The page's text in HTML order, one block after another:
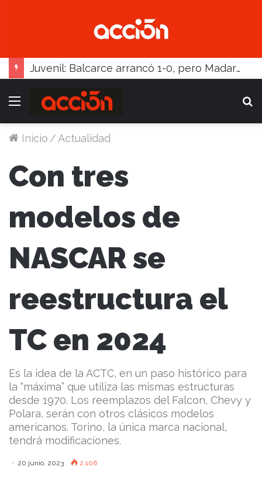
Juvenil: Balcarce arrancó 1-0, pero Madariaga lo dio vuelta
Menú
Inicio /Actualidad
Con tres
modelos de
NASCAR se
reestructura el
TC en 2024
Es la idea de la ACTC, en un paso histórico para
la “máxima” que utiliza las mismas estructuras
desde 1970. Los reemplazos del Falcon, Chevy y
Polara, serán con otros clásicos modelos
americanos. Torino, la única marca nacional,
tendrá modificaciones.
20 junio, 2023 2.106